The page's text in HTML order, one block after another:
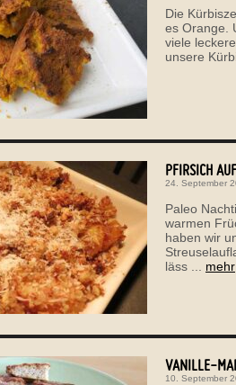
Die
es Orange.
viele
unsere
PFIRSICH
24. September
Paleo
warmen
haben wir
läss ... mehr
VANILLE-
10. September